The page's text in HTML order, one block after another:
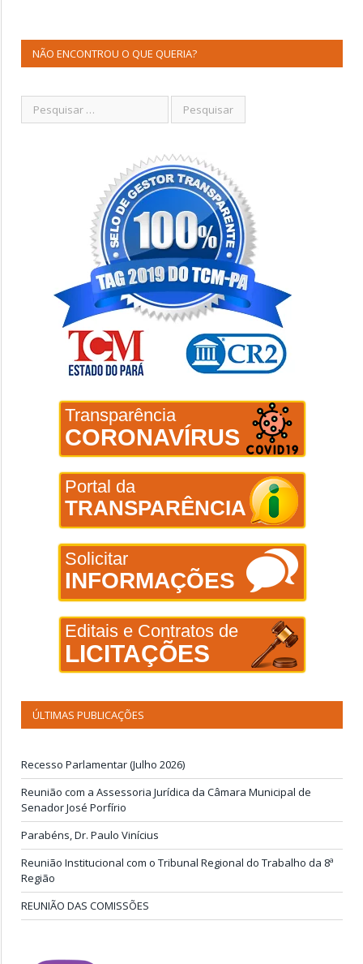
NÃO ENCONTROU O QUE QUERIA?
Transparência
CORONAVÍRUS
Portal da
TRANSPARÊNCIA
Solicitar
INFORMAÇÕES
Editais e Contratos de
LICITAÇÕES
ÚLTIMAS PUBLICAÇÕES
Recesso Parlamentar (Julho 2026)
Reunião com a Assessoria Jurídica da Câmara Municipal de
Senador José Porfírio
Parabéns, Dr. Paulo Vinícius
Reunião Institucional com o Tribunal Regional do Trabalho da 8ª
Região
REUNIÃO DAS COMISSÕES